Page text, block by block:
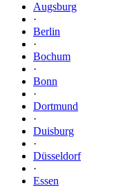
Augsburg
·
Berlin
·
Bochum
·
Bonn
·
Dortmund
·
Duisburg
·
Düsseldorf
·
Essen